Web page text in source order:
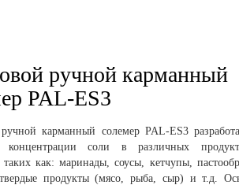
ручной карманный
PAL-ES3
карманный солемер PAL-ES3
концентрации соли в различных
таких как: маринады, соусы, кетчупы,
продукты (мясо, рыба, сыр) и т.д.